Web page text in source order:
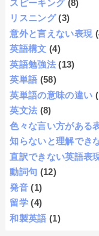
スピーキング (8)
リスニング (3)
意外と言えない表現
英語構文 (4)
英語勉強法 (13)
英単語 (58)
英単語の意味の違い
英文法 (8)
色々な言い方がある
知らないと理解でき
直訳できない英語表
動詞句 (12)
発音 (1)
留学 (4)
和製英語 (1)